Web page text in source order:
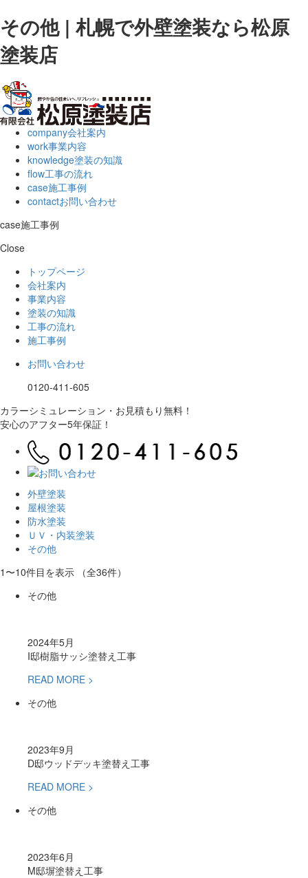
その他 | 札幌で外壁塗装なら松原
塗装店
company会社案内
work事業内容
knowledge塗装の知識
flow工事の流れ
case施工事例
contactお問い合わせ
case施工事例
Close
トップページ
会社案内
事業内容
塗装の知識
工事の流れ
施工事例
お問い合わせ
0120-411-605
カラーシミュレーション・お見積もり無料！
安心のアフター5年保証！
外壁塗装
屋根塗装
防水塗装
ＵＶ・内装塗装
その他
1〜10件目を表示
（全36件）
その他
2024年5月
I邸樹脂サッシ塗替え工事
READ MORE >
その他
2023年9月
D邸ウッドデッキ塗替え工事
READ MORE >
その他
2023年6月
M邸塀塗替え工事